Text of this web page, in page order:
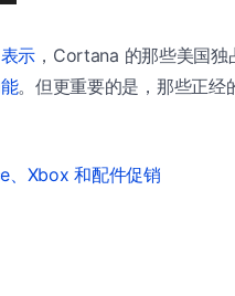
表示 ，Cortana 的那些美国
。但更重要的是，那些正
、Xbox 和配件促销